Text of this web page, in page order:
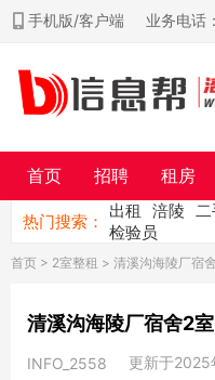
手机版/客户端 业务电话
首页 招聘 租房
热门搜索：
出租 涪陵
检验员
首页 > 2室整租 > 清溪沟海陵厂宿
清溪沟海陵厂宿舍2
INFO_2558 更新于